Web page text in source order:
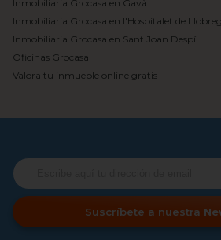
Inmobiliaria Grocasa en Gavà
Inmobiliaria Grocasa en l'Hospitalet de
Inmobiliaria Grocasa en Sant Joan Despí
Oficinas Grocasa
Valora tu inmueble online gratis
Suscríbete a nuestra